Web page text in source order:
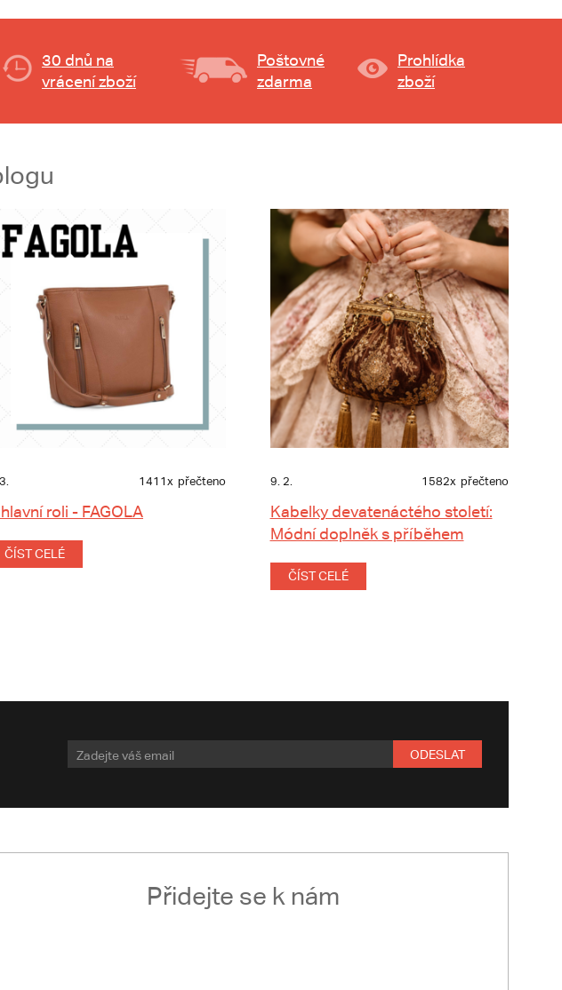
30 dnů na
vrácení zboží
Poštovné
zdarma
Prohlídka
zboží
1411x přečteno
roli - FAGOLA
ČÍST CELÉ
9. 2. 1582x přečteno
Kabelky devatenáctého století:
Módní doplněk s příběhem
ČÍST CELÉ
ODESLAT
Přidejte se k nám